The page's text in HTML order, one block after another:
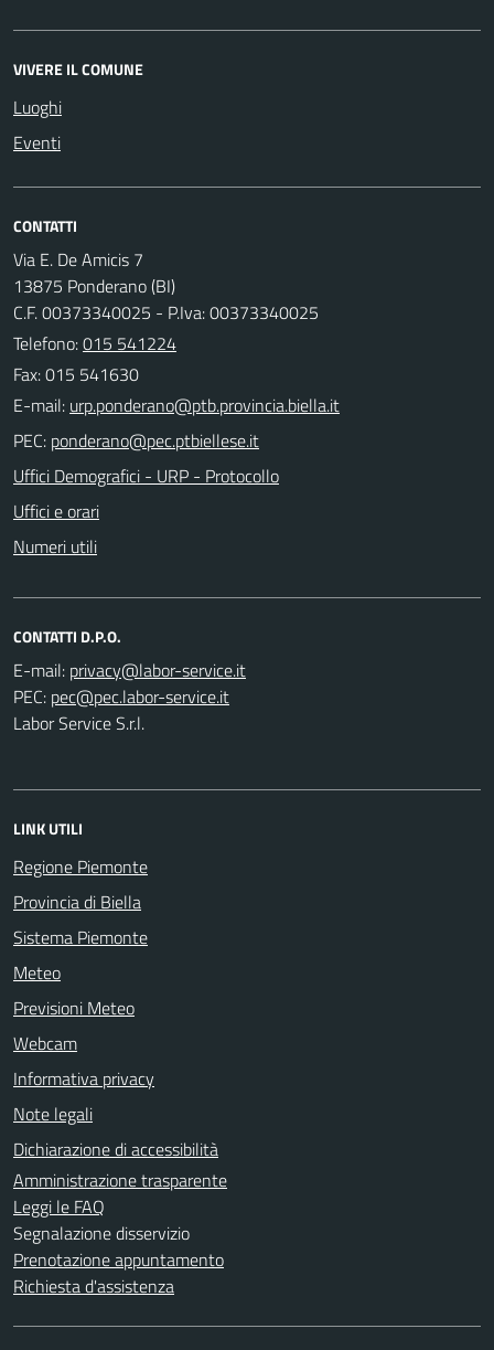
VIVERE IL COMUNE
Luoghi
Eventi
CONTATTI
Via E. De Amicis 7
13875 Ponderano (BI)
C.F. 00373340025 - P.Iva: 00373340025
Telefono:015 541224
Fax: 015 541630
E-mail:
PEC:
Uffici Demografici - URP - Protocollo
Uffici e orari
Numeri utili
CONTATTI D.P.O.
E-mail:
PEC:
Labor Service S.r.l.
LINK UTILI
Regione Piemonte
Provincia di Biella
Sistema Piemonte
Meteo
Previsioni Meteo
Webcam
Informativa privacy
Note legali
Dichiarazione di accessibilità
Amministrazione trasparente
Leggi le FAQ
Segnalazione disservizio
Prenotazione appuntamento
Richiesta d'assistenza